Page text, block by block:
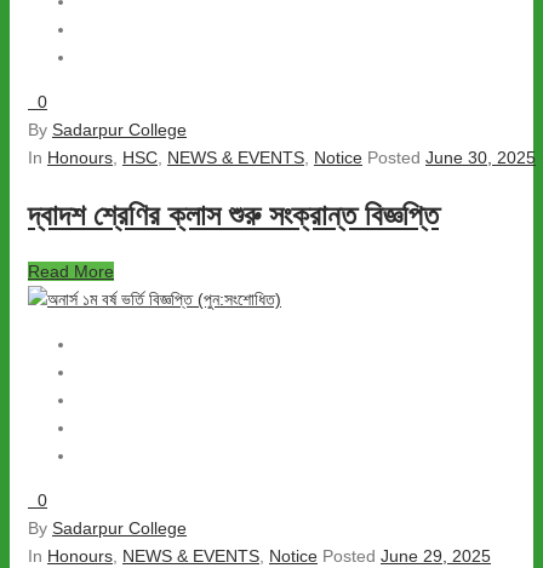
0
By Sadarpur College
In Honours HSC NEWS & EVENTS Notice Posted June 30, 2025
দ্বাদশ শ্রেণির ক্লাস শুরু সংক্রান্ত বিজ্ঞপ্তি
Read More
0
By Sadarpur College
In Honours NEWS & EVENTS Notice Posted June 29, 2025